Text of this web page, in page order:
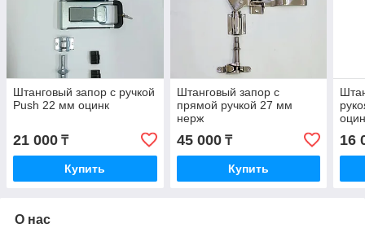
Штанговый запор с ручкой
Push 22 мм оцинк
21 000 ₸
Купить
Штанговый запор с
прямой ручкой 27 мм
нерж
45 000₸
Купить
16
О нас